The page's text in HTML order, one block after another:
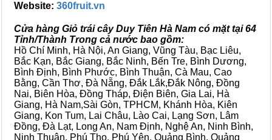
Website: 360fruit.vn
Cửa hàng Giỏ trái cây Duy Tiên Hà Nam có mặt tại 64
Tỉnh/Thành Trong cả nước bao gồm:
Hồ Chí Minh, Hà Nội, An Giang, Vũng Tàu, Bạc Liêu,
Bắc Kạn, Bắc Giang, Bắc Ninh, Bến Tre, Bình Dương,
Bình Định, Bình Phước, Bình Thuận, Cà Mau, Cao
Bằng, Cần Thơ, Đà Nẵng, Đắk Lắk,Đắk Nông, Đồng
Nai, Biên Hòa, Đồng Tháp, Điện Biên, Gia Lai, Hà
Giang, Hà Nam,Sài Gòn, TPHCM, Khánh Hòa, Kiên
Giang, Kon Tum, Lai Châu, Lào Cai, Lạng Sơn, Lâm
Đồng, Đà Lạt, Long An, Nam Định, Nghệ An, Ninh Bình,
Ninh Thuận, Phú Thọ, Phú Yên, Quảng Bình, Quảng